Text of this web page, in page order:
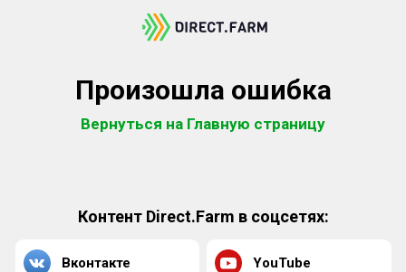
Произошла ошибка
Вернуться на Главную страницу
Контент Direct.Farm в соцсетях:
Вконтакте YouTube